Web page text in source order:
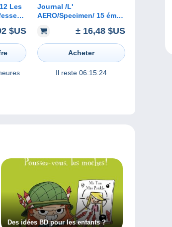
Les
$US
Journal /L'
AERO/Specimen/ 15 éme
Palais des Champs
Elysées/1936 VJ1
± 16,48 $US
Acheter
Il reste 06:15:24
Des idées BD pour les enfants ?